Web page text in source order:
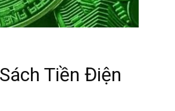
Tiền Điện